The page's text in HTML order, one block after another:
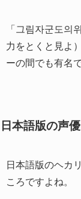
「그림자군도의
力をとくと見よ
ーの間でも有名で
日本語版の声
日本語版のヘカ
ころですよね。